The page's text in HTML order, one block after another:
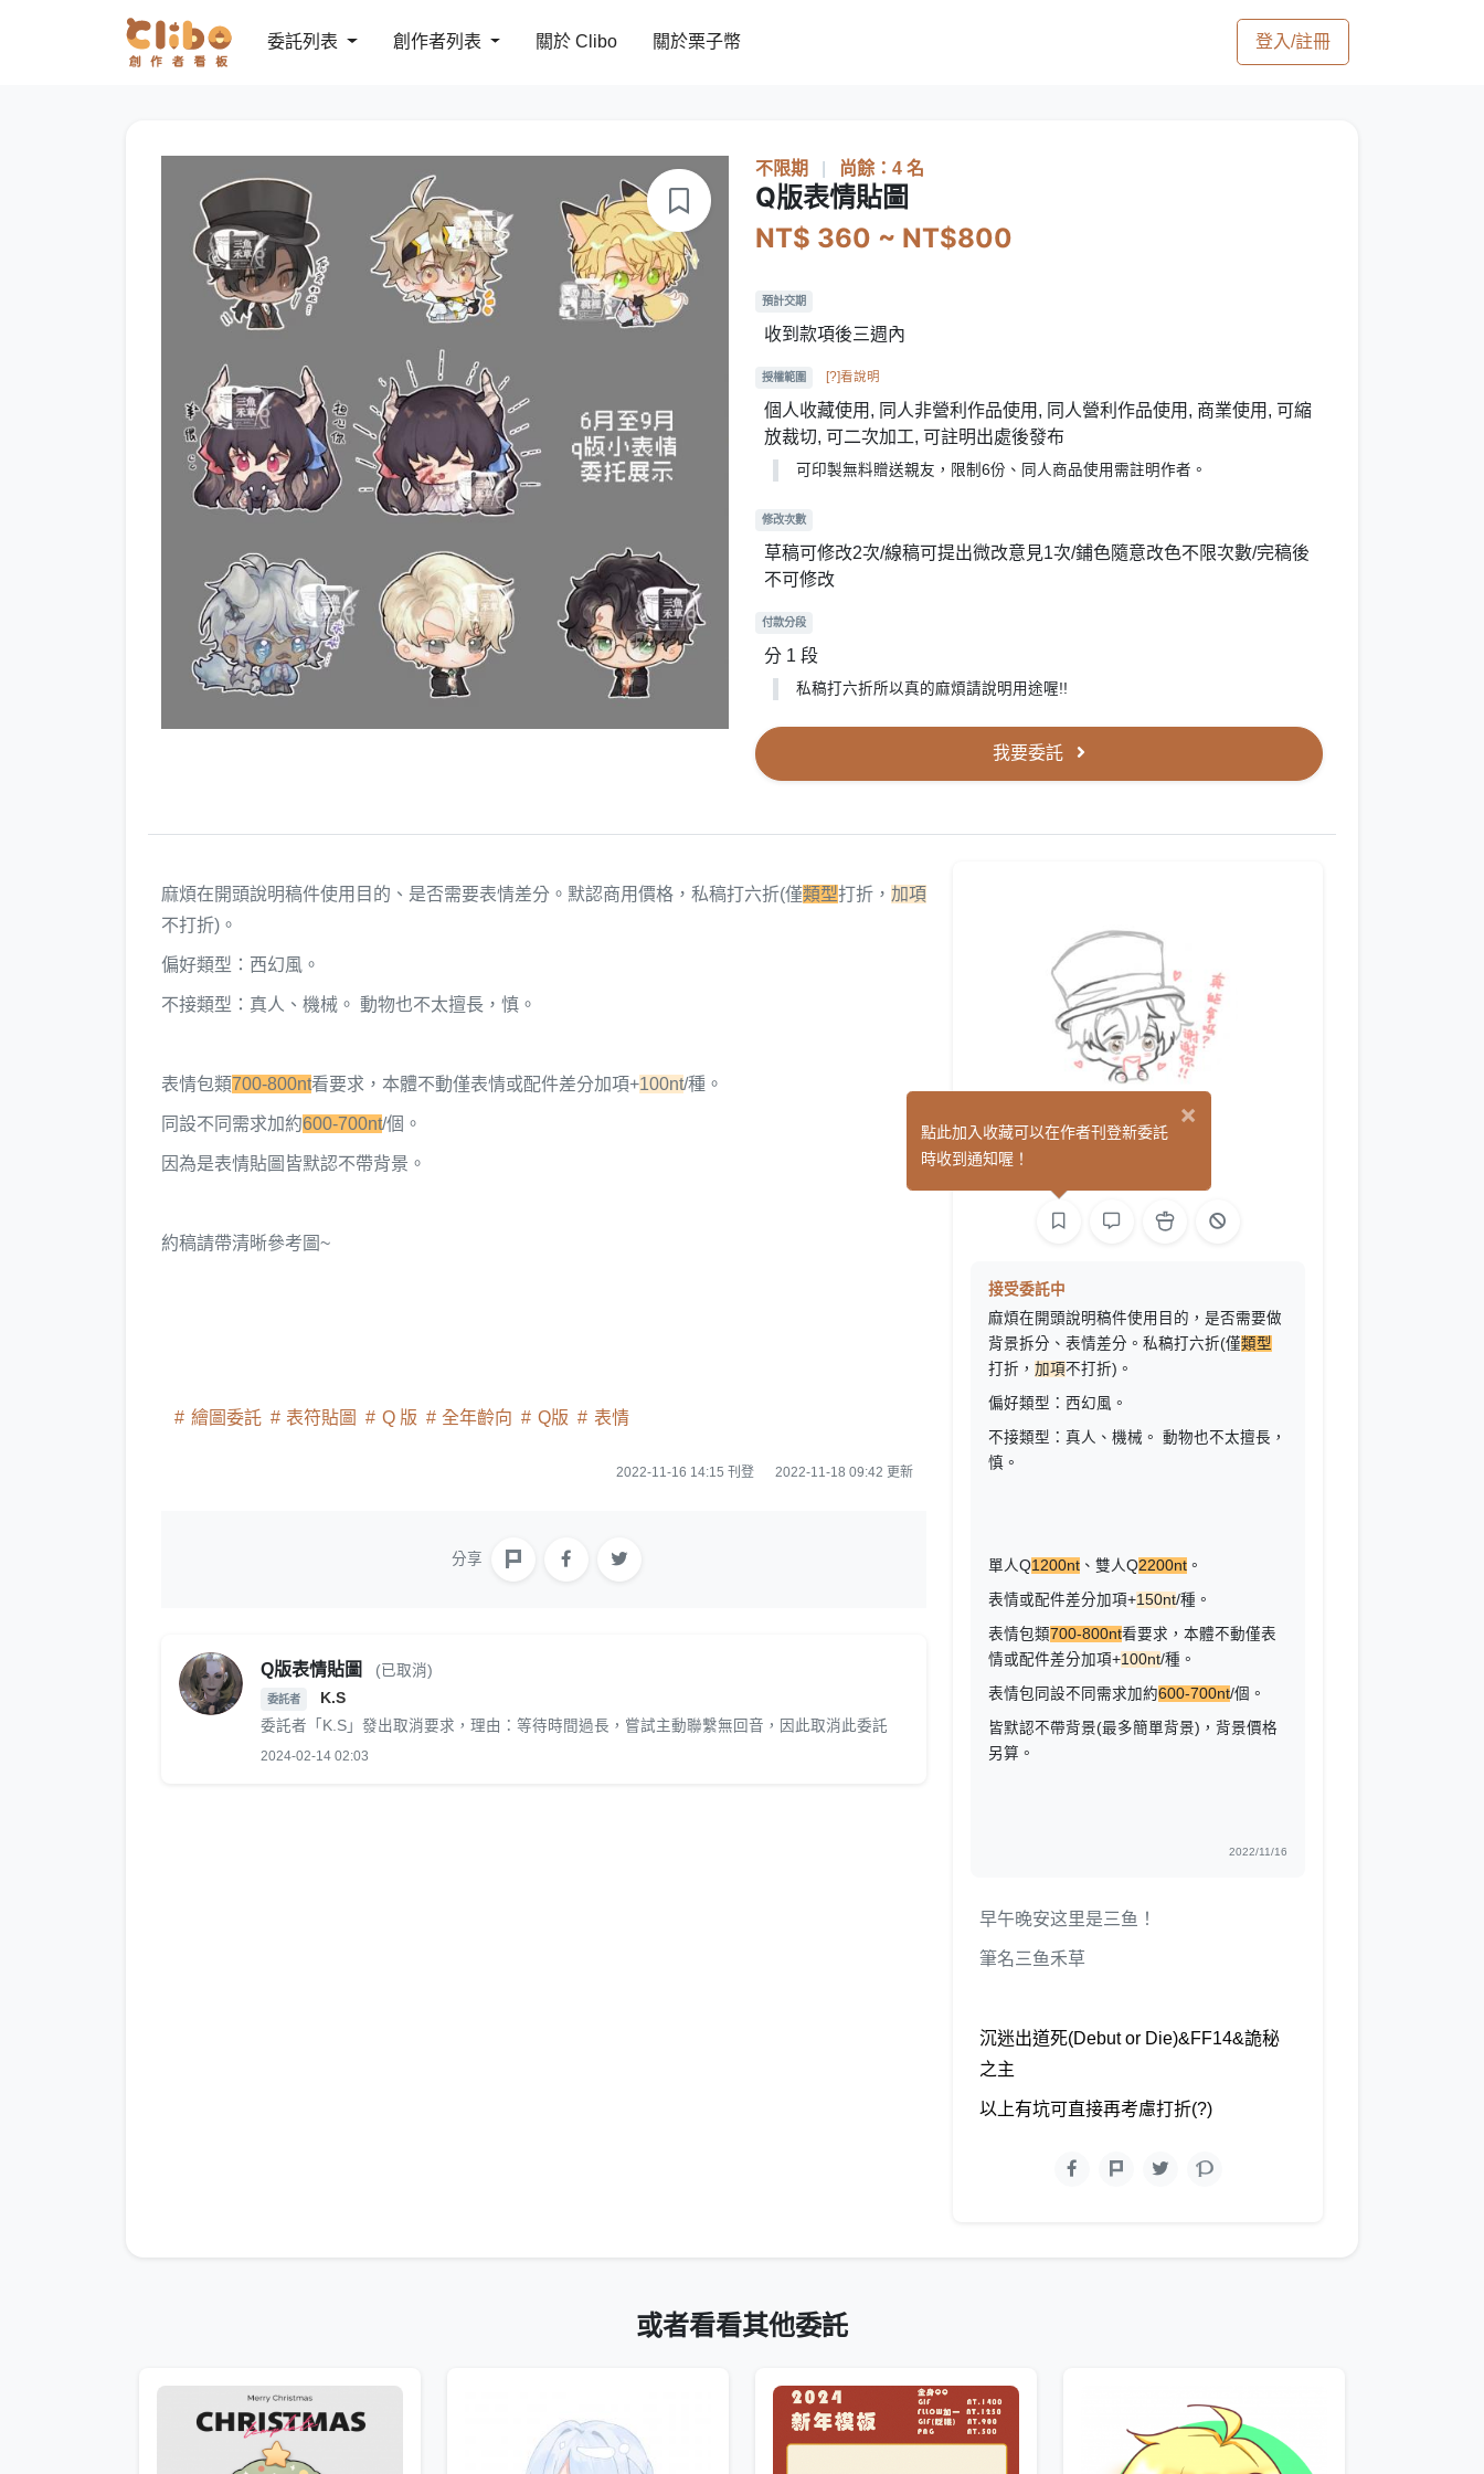
委託列表 創作者列表 關於 Clibo 關於栗子幣 登入/註冊
不限期 尚餘：4 名
Q版表情貼圖
NT$ 360 ~ NT$800
預計交期
收到款項後三週內
授權範圍 [?]看說明
個人收藏使用, 同人非營利作品使用, 同人營利作品使用, 商業使用, 可縮
放裁切, 可二次加工, 可註明出處後發布
可印製無料贈送親友，限制6份、同人商品使用需註明作者。
修改次數
草稿可修改2次/線稿可提出微改意見1次/鋪色隨意改色不限次數/完稿後
不可修改
付款分段
分 1 段
私稿打六折所以真的麻煩請說明用途喔!!
我要委託
麻煩在開頭說明稿件使用目的、是否需要表情差分。默認商用價格，私稿打六折(僅類型打折， 加項
不打折)。
偏好類型：西幻風。
不接類型：真人、機械。 動物也不太擅長，慎。
表情包類700-800nt看要求，本體不動僅表情或配件差分加項+100nt/種。
同設不同需求加約600-700nt/個。
因為是表情貼圖皆默認不帶背景。
約稿請帶清晰參考圖~
繪圖委託 表符貼圖 Q 版 全年齡向 Q版 表情
2022-11-16 14:15 刊登 2022-11-18 09:42 更新
分享
Q版表情貼圖 (已取消)
委託者
K.S
委託者「K.S」發出取消要求，理由：等待時間過長，嘗試主動聯繫無回音，因此取消此委託
2024-02-14 02:03
三鱼禾草
接受委託中
麻煩在開頭說明稿件使用目的，是否需要做
背景拆分、表情差分。私稿打六折(僅類型
打折，加項不打折)。
偏好類型：西幻風。
不接類型：真人、機械。 動物也不太擅長，
慎。
單人Q1200nt 、雙人Q2200nt 。
表情或配件差分加項+150nt/種。
表情包類700-800nt看要求，本體不動僅表
情或配件差分加項+100nt/種。
表情包同設不同需求加約600-700nt/個。
皆默認不帶背景(最多簡單背景)，背景價格
另算。
2022/11/16
早午晚安这里是三鱼！
筆名三鱼禾草
沉迷出道死(Debut or Die)&FF14&詭秘
之主
以上有坑可直接再考慮打折(?)
或者看看其他委託
×
點此加入收藏可以在作者刊登新委託
時收到通知喔！